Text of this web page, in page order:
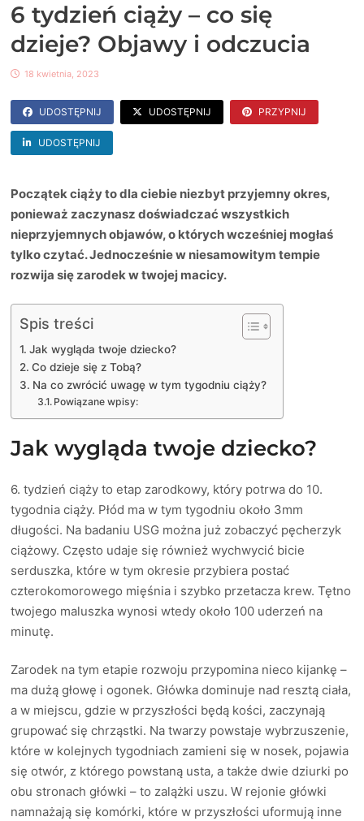
6 tydzień ciąży – co się
dzieje? Objawy i odczucia
18 kwietnia, 2023
UDOSTĘPNIJ UDOSTĘPNIJ PRZYPNIJ
UDOSTĘPNIJ
Początek ciąży to dla ciebie niezbyt przyjemny okres,
ponieważ zaczynasz doświadczać wszystkich
nieprzyjemnych objawów, o których wcześniej mogłaś
tylko czytać. Jednocześnie w niesamowitym tempie
rozwija się zarodek w twojej macicy.
Spis treści
Jak wygląda twoje dziecko?
Co dzieje się z Tobą?
Na co zwrócić uwagę w tym tygodniu ciąży?
Powiązane wpisy:
Jak wygląda twoje dziecko?
6. tydzień ciąży to etap zarodkowy, który potrwa do 10.
tygodnia ciąży. Płód ma w tym tygodniu około 3mm
długości. Na badaniu USG można już zobaczyć pęcherzyk
ciążowy. Często udaje się również wychwycić bicie
serduszka, które w tym okresie przybiera postać
czterokomorowego mięśnia i szybko przetacza krew. Tętno
twojego maluszka wynosi wtedy około 100 uderzeń na
minutę.
Zarodek na tym etapie rozwoju przypomina nieco kijankę –
ma dużą głowę i ogonek. Główka dominuje nad resztą ciała,
a w miejscu, gdzie w przyszłości będą kości, zaczynają
grupować się chrząstki. Na twarzy powstaje wybrzuszenie,
które w kolejnych tygodniach zamieni się w nosek, pojawia
się otwór, z którego powstaną usta, a także dwie dziurki po
obu stronach główki – to zalążki uszu. W rejonie główki
namnażają się komórki, które w przyszłości uformują inne